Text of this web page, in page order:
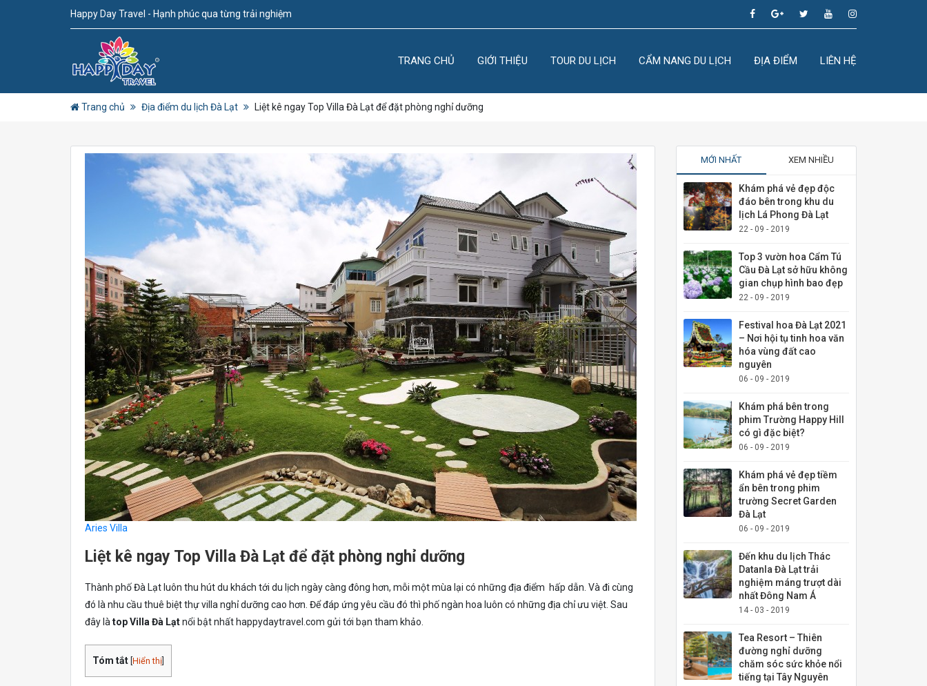
Happy Day Travel - Hạnh phúc qua từng trải nghiệm
TRANG CHỦ GIỚI THIỆU TOUR DU LỊCH CẨM NANG DU LỊCH ĐỊA ĐIỂM LIÊN HỆ
Trang chủ Địa điểm du lịch Đà Lạt Liệt kê ngay Top Villa Đà Lạt để đặt phòng nghỉ dưỡng
Aries Villa
Liệt kê ngay Top Villa Đà Lạt để đặt phòng nghỉ dưỡng
Thành phố Đà Lạt luôn thu hút du khách tới du lịch ngày càng đông hơn, mỗi một mùa lại có những địa điểm hấp dẫn. Và đi cùng
đó là nhu cầu thuê biệt thự villa nghỉ dưỡng cao hơn. Để đáp ứng yêu cầu đó thì phố ngàn hoa luôn có những địa chỉ ưu việt. Sau
đây là top Villa Đà Lạtnổi bật nhất happydaytravel.com gửi tới bạn tham khảo.
Tóm tắt Hiển thị
MỚI NHẤT XEM NHIỀU
Khám phá vẻ đẹp độc
đáo bên trong khu du
lịch Lá Phong Đà Lạt
22 - 09 - 2019
Top 3 vườn hoa Cẩm Tú
Cầu Đà Lạt sở hữu không
gian chụp hình bao đẹp
22 - 09 - 2019
Festival hoa Đà Lạt 2021
– Nơi hội tụ tinh hoa văn
hóa vùng đất cao
nguyên
06 - 09 - 2019
Khám phá bên trong
phim Trường Happy Hill
có gì đặc biệt?
06 - 09 - 2019
Khám phá vẻ đẹp tiềm
ẩn bên trong phim
trường Secret Garden
Đà Lạt
06 - 09 - 2019
Đến khu du lịch Thác
Datanla Đà Lạt trải
nghiệm máng trượt dài
nhất Đông Nam Á
14 - 03 - 2019
Tea Resort – Thiên
đường nghỉ dưỡng
chăm sóc sức khỏe nổi
tiếng tại Tây Nguyên